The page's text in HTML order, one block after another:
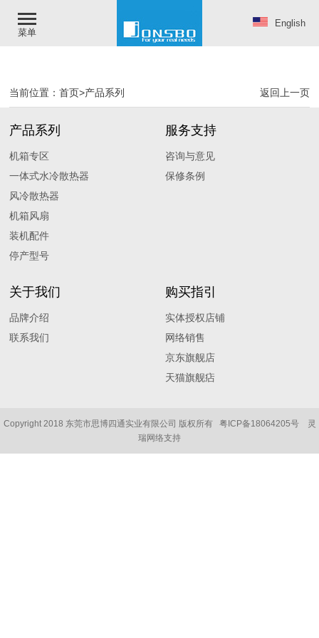
菜单
English
返回上一页
当前位置：首页>产品系列
产品系列
机箱专区
一体式水冷散热器
风冷散热器
机箱风扇
装机配件
停产型号
服务支持
咨询与意见
保修条例
关于我们
品牌介绍
联系我们
购买指引
实体授权店铺
网络销售
京东旗舰店
天猫旗舰痁
Copyright 2018 东莞市思博四通实业有限公司 版权所有 粤ICP备18064205号
灵
瑞网络支持